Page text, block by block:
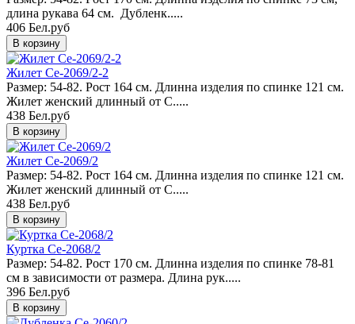
длина рукава 64 см. Дубленк.....
406 Бел.руб
Жилет Ce-2069/2-2
Размер: 54-82. Рост 164 см. Длинна изделия по спинке 121 см.
Жилет женский длинный от C.....
438 Бел.руб
Жилет Ce-2069/2
Размер: 54-82. Рост 164 см. Длинна изделия по спинке 121 см.
Жилет женский длинный от C.....
438 Бел.руб
Куртка Ce-2068/2
Размер: 54-82. Рост 170 см. Длинна изделия по спинке 78-81
см в зависимости от размера. Длина рук.....
396 Бел.руб